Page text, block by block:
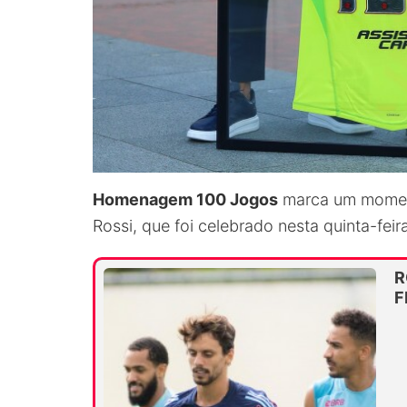
Homenagem 100 Jogos marca um
Rossi, que foi celebrado nesta quinta-